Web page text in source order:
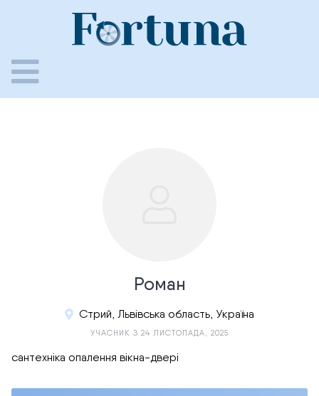
Роман
Стрий, Львівська область, Україна
УЧАСНИК З 24 ЛИСТОПАДА, 2025
сантехніка опалення вікна-двері